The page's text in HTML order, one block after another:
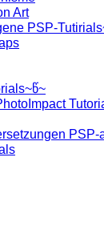
Art
PSP-
PSP-